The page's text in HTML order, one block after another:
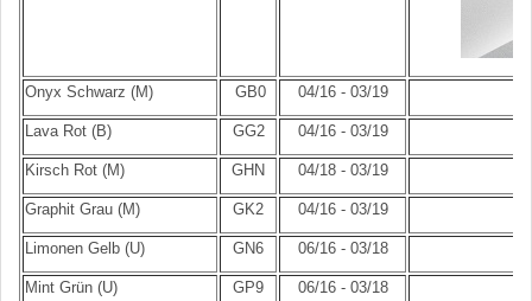
Onyx Schwarz (M) GB0 04/16 - 03/19
Lava Rot (B) GG2 04/16 - 03/19
Kirsch Rot (M) GHN 04/18 - 03/19
Graphit Grau (M) GK2 04/16 - 03/19
Limonen Gelb (U) GN6 06/16 - 03/18
Mint Grün (U) GP9 06/16 - 03/18